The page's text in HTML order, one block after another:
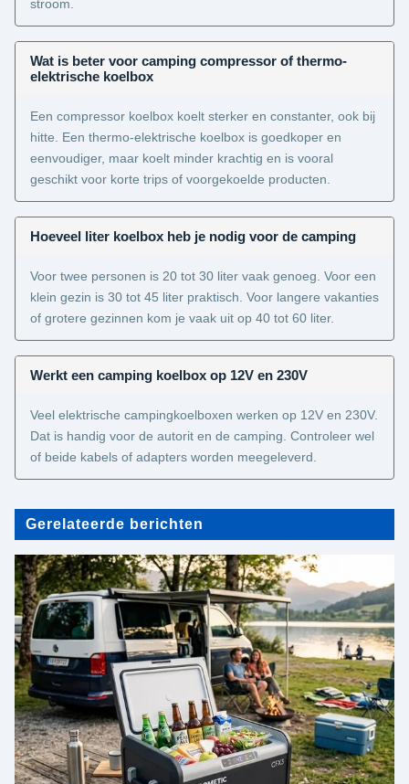
stroom.
Wat is beter voor camping compressor of thermo-
elektrische koelbox
Een compressor koelbox koelt sterker en constanter, ook bij
hitte. Een thermo-elektrische koelbox is goedkoper en
eenvoudiger, maar koelt minder krachtig en is vooral
geschikt voor korte trips of voorgekoelde producten.
Hoeveel liter koelbox heb je nodig voor de camping
Voor twee personen is 20 tot 30 liter vaak genoeg. Voor een
klein gezin is 30 tot 45 liter praktisch. Voor langere vakanties
of grotere gezinnen kom je vaak uit op 40 tot 60 liter.
Werkt een camping koelbox op 12V en 230V
Veel elektrische campingkoelboxen werken op 12V en 230V.
Dat is handig voor de autorit en de camping. Controleer wel
of beide kabels of adapters worden meegeleverd.
Gerelateerde berichten